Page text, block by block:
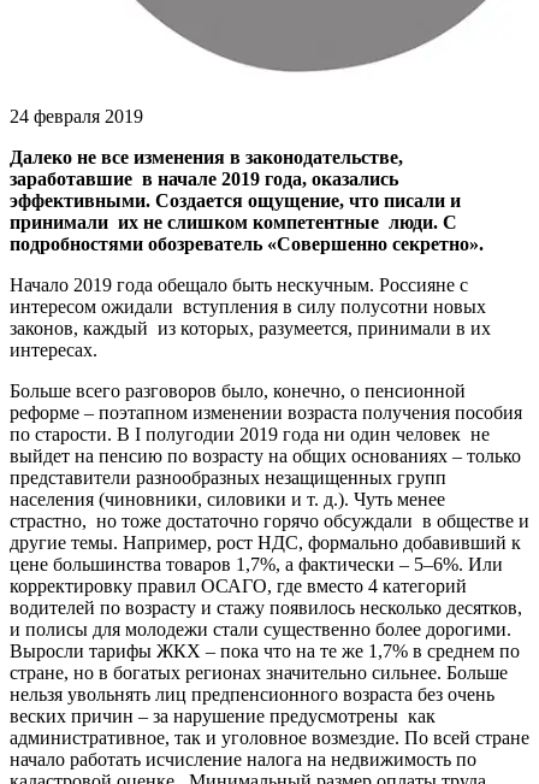
24 февраля 2019
Далеко не все изменения в законодательстве,
заработавшие в начале 2019 года, оказались
эффективными. Создается ощущение, что писали и
принимали их не слишком компетентные люди. С
подробностями обозреватель «Совершенно секретно».
Начало 2019 года обещало быть нескучным. Россияне с
интересом ожидали вступления в силу полусотни новых
законов, каждый из которых, разумеется, принимали в их
интересах.
Больше всего разговоров было, конечно, о пенсионной
реформе – поэтапном изменении возраста получения пособия
по старости. В I полугодии 2019 года ни один человек не
выйдет на пенсию по возрасту на общих основаниях – только
представители разнообразных незащищенных групп
населения (чиновники, силовики и т. д.). Чуть менее
страстно, но тоже достаточно горячо обсуждали в обществе и
другие темы. Например, рост НДС, формально добавивший к
цене большинства товаров 1,7%, а фактически – 5–6%. Или
корректировку правил ОСАГО, где вместо 4 категорий
водителей по возрасту и стажу появилось несколько десятков,
и полисы для молодежи стали существенно более дорогими.
Выросли тарифы ЖКХ – пока что на те же 1,7% в среднем по
стране, но в богатых регионах значительно сильнее. Больше
нельзя увольнять лиц предпенсионного возраста без очень
веских причин – за нарушение предусмотрены как
административное, так и уголовное возмездие. По всей стране
начало работать исчисление налога на недвижимость по